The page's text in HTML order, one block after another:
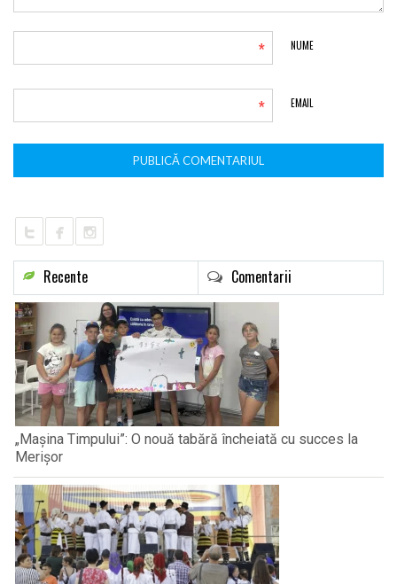
NUME
*
EMAIL
*
Recente Comentarii
„Mașina Timpului”: O nouă tabără încheiată cu succes la
Merișor